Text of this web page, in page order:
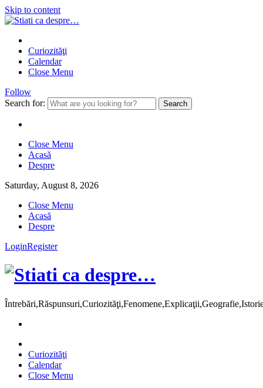
Skip to content
Curiozităţi
Calendar
Close Menu
Follow
Search for:
Close Menu
Acasă
Despre
Saturday, August 8, 2026
Close Menu
Acasă
Despre
LoginRegister
Curiozităţi
Calendar
Close Menu